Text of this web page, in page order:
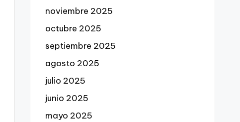
noviembre 2025
octubre 2025
septiembre 2025
agosto 2025
julio 2025
junio 2025
mayo 2025